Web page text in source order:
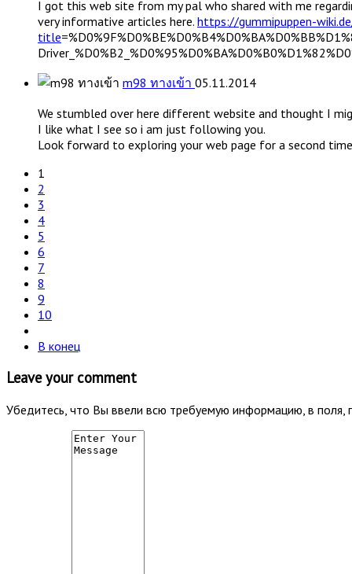
I got this web site from my pal who shared with me
very informative articles here. https://gummipuppen-
title
m98 ทางเข้า 05.11.2014
We stumbled over here different website and thought I
I like what I see so i am just following you.
Look forward to exploring your web page for a second
1
2
3
4
5
6
7
8
9
10
В конец
Leave your comment
Убедитесь, что Вы ввели всю требуемую информацию, в поля,